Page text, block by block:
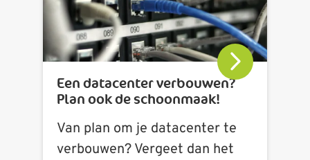
Een datacenter verbouwen?
Plan ook de schoonmaak!
Van plan om je datacenter te
verbouwen? Vergeet dan het